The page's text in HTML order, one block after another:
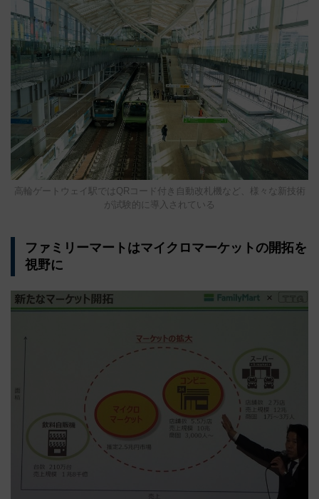
高輪ゲートウェイ駅ではQRコード付き自動改札機など、様々な新技術
が試験的に導入されている
ファミリーマートはマイクロマーケットの開拓を
視野に